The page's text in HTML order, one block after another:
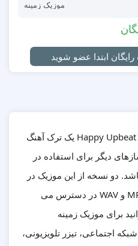
موزیک زمینه
ابتدا عضو شوید
موزیک زمینه شاد Happy Upbeat Indie Rock یک ترک آهنگ
دیگر برای استفاده در
دو نسخه از این موزیک در
فایل وجود دارد که با فرمت MP3 و WAV در دسترس می
برای موزیک زمینه
اجتماعی، تیزر تلویزیونی،